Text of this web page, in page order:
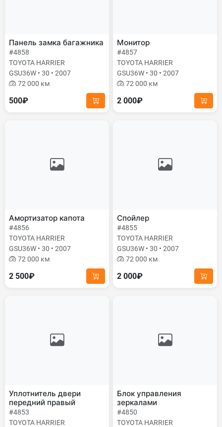
Панель замка багажника
#4858
TOYOTA HARRIER
GSU36W • 30 • 2007
72 000 км
500₽
Монитор
#4857
TOYOTA HARRIER
GSU36W • 30 • 2007
72 000 км
2 000₽
Амортизатор капота
#4856
TOYOTA HARRIER
GSU36W • 30 • 2007
72 000 км
2 500₽
Спойлер
#4855
TOYOTA HARRIER
GSU36W • 30 • 2007
72 000 км
2 000₽
Уплотнитель двери
передний правый
#4853
TOYOTA HARRIER
Блок управления
зеркалами
#4850
TOYOTA HARRIER